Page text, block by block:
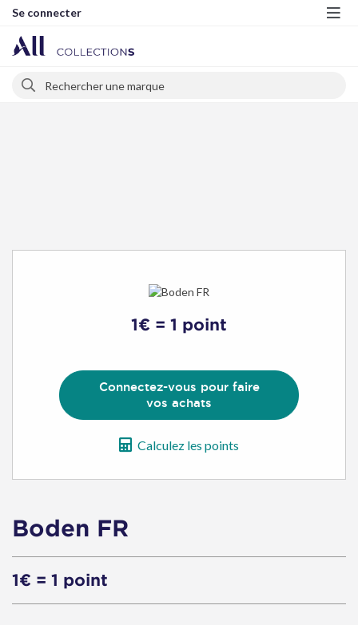
Se connecter
Rechercher
1€ = 1 point
Connectez-vous pour faire
vos achats
Calculez les points
Boden FR
1€ = 1 point